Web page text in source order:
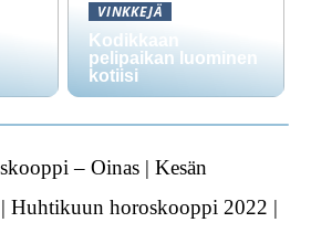
VINKKEJÄ
Kodikkaan
pelipaikan luominen
kotiisi
– Oinas | Kesän
Huhtikuun horoskooppi 2022 |